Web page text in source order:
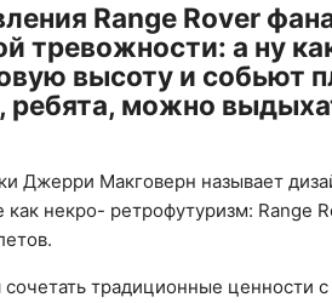
Range Rover
тревожности: а ну
высоту и собьют
ребята, можно
Джерри Макговерн называет
как некро- ретрофутуризм: Range
сочетать традиционные